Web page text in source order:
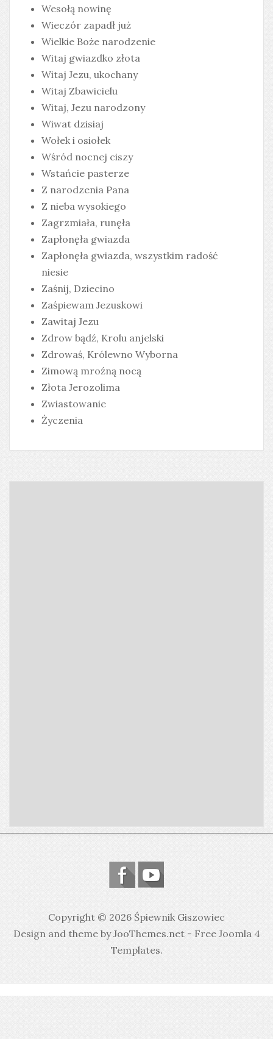
Wesołą nowinę
Wieczór zapadł już
Wielkie Boże narodzenie
Witaj gwiazdko złota
Witaj Jezu, ukochany
Witaj Zbawicielu
Witaj, Jezu narodzony
Wiwat dzisiaj
Wołek i osiołek
Wśród nocnej ciszy
Wstańcie pasterze
Z narodzenia Pana
Z nieba wysokiego
Zagrzmiała, runęła
Zapłonęła gwiazda
Zapłonęła gwiazda, wszystkim radość
niesie
Zaśnij, Dziecino
Zaśpiewam Jezuskowi
Zawitaj Jezu
Zdrow bądź, Krolu anjelski
Zdrowaś, Królewno Wyborna
Zimową mroźną nocą
Złota Jerozolima
Zwiastowanie
Życzenia
Copyright © 2026 Śpiewnik Giszowiec
Design and theme by JooThemes.net - Free Joomla 4
Templates.